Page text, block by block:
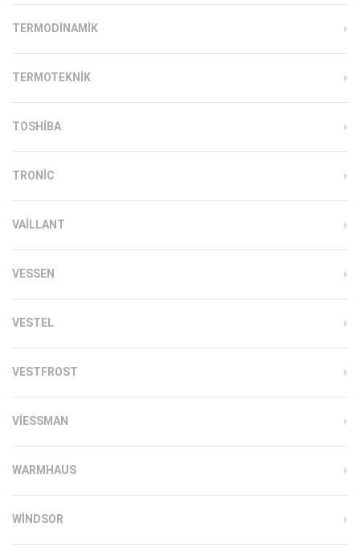
TERMODINAMIK
TERMOTEKNIK
TOSHIBA
TRONIC
VAILLANT
VESSEN
VESTEL
VESTFROST
VIESSMAN
WARMHAUS
WINDSOR